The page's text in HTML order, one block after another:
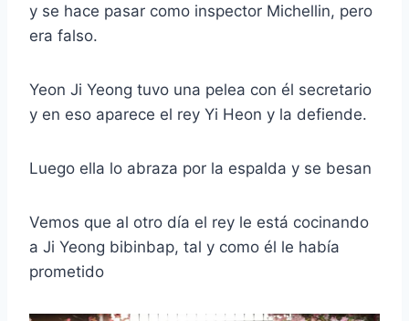
y se hace pasar como inspector Michellin, pero
era falso.
Yeon Ji Yeong tuvo una pelea con él secretario
y en eso aparece el rey Yi Heon y la defiende.
Luego ella lo abraza por la espalda y se besan
Vemos que al otro día el rey le está cocinando
a Ji Yeong bibinbap, tal y como él le había
prometido